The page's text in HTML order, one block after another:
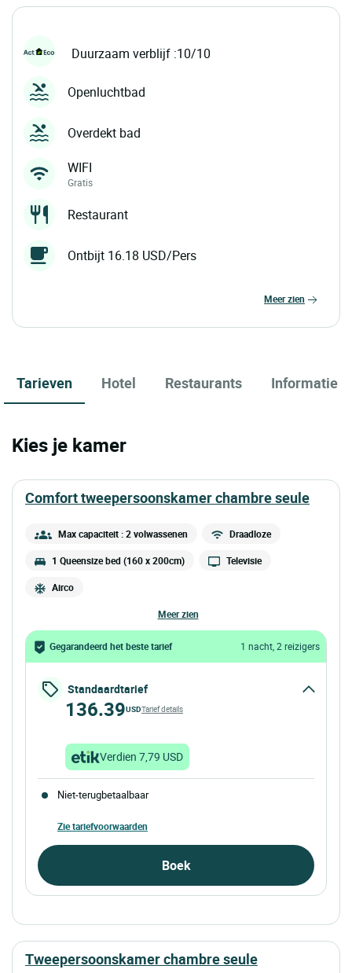
Duurzaam verblijf :10/10
Openluchtbad
Overdekt bad
WIFI
Gratis
Restaurant
Ontbijt 16.18 USD/Pers
meer zien
Tarieven Hotel Restaurants Informatie
Kies je kamer
comfort tweepersoonskamer chambre seule
Max capaciteit : 2 volwassenen Draadloze
1 Queensize bed (160 x 200cm) Televisie
Airco
meer zien
Gegarandeerd het beste tarief 1 nacht, 2 reizigers
Standaardtarief
136.39USDTarief details
Verdien 7,79 USD
Niet-terugbetaalbaar
Zie tariefvoorwaarden
Boek
tweepersoonskamer chambre seule